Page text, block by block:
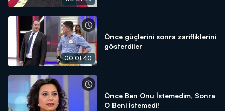
00:01:40
Önce güçlerini sonra zarifliklerini
gösterdiler
Önce Ben Onu İstemedim, Sonra
O Beni İstemedi!